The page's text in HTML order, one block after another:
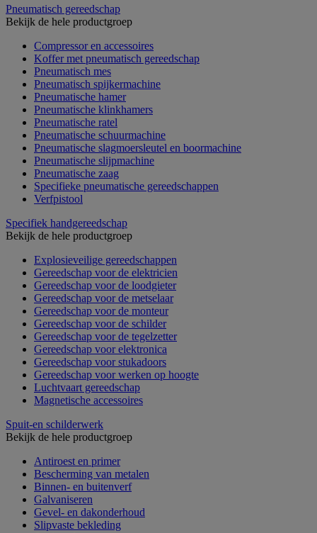
Pneumatisch gereedschap
Bekijk de hele productgroep
Compressor en accessoires
Koffer met pneumatisch gereedschap
Pneumatisch mes
Pneumatisch spijkermachine
Pneumatische hamer
Pneumatische klinkhamers
Pneumatische ratel
Pneumatische schuurmachine
Pneumatische slagmoersleutel en boormachine
Pneumatische slijpmachine
Pneumatische zaag
Specifieke pneumatische gereedschappen
Verfpistool
Specifiek handgereedschap
Bekijk de hele productgroep
Explosieveilige gereedschappen
Gereedschap voor de elektricien
Gereedschap voor de loodgieter
Gereedschap voor de metselaar
Gereedschap voor de monteur
Gereedschap voor de schilder
Gereedschap voor de tegelzetter
Gereedschap voor elektronica
Gereedschap voor stukadoors
Gereedschap voor werken op hoogte
Luchtvaart gereedschap
Magnetische accessoires
Spuit-en schilderwerk
Bekijk de hele productgroep
Antiroest en primer
Bescherming van metalen
Binnen- en buitenverf
Galvaniseren
Gevel- en dakonderhoud
Slipvaste bekleding